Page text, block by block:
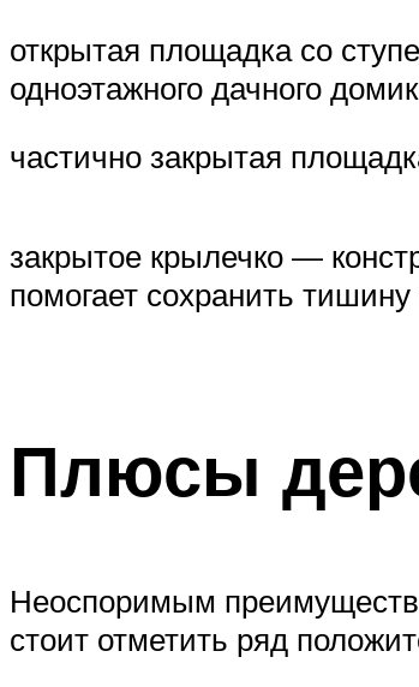
открытая площадка со
одноэтажного дачного
частично закрытая
закрытое крылечко —
помогает сохранить
Плюсы
Неоспоримым
стоит отметить ряд